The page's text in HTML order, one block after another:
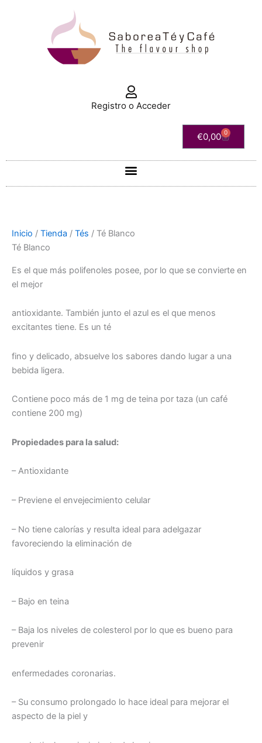
Registro o Acceder
€0,00 0
Carrito
Inicio / Tienda / Tés / Té Blanco
Té Blanco
Es el que más polifenoles posee, por lo que se convierte en
el mejor
antioxidante. También junto el azul es el que menos
excitantes tiene. Es un té
fino y delicado, absuelve los sabores dando lugar a una
bebida ligera.
Contiene poco más de 1 mg de teina por taza (un café
contiene 200 mg)
Propiedades para la salud:
– Antioxidante
– Previene el envejecimiento celular
– No tiene calorías y resulta ideal para adelgazar
favoreciendo la eliminación de
líquidos y grasa
– Bajo en teina
– Baja los niveles de colesterol por lo que es bueno para
prevenir
enfermedades coronarias.
– Su consumo prolongado lo hace ideal para mejorar el
aspecto de la piel y
popularidad